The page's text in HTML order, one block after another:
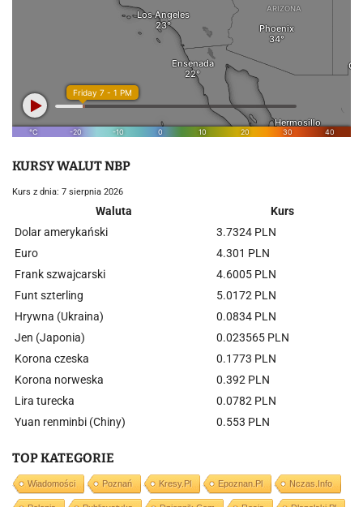
KURSY WALUT NBP
Kurs z dnia: 7 sierpnia 2026
Waluta
Kurs
Dolar amerykański
3.7324 PLN
Euro
4.301 PLN
Frank szwajcarski
4.6005 PLN
Funt szterling
5.0172 PLN
Hrywna (Ukraina)
0.0834 PLN
Jen (Japonia)
0.023565 PLN
Korona czeska
0.1773 PLN
Korona norweska
0.392 PLN
Lira turecka
0.0782 PLN
Yuan renminbi (Chiny)
0.553 PLN
TOP KATEGORIE
Wiadomości Poznań Kresy.pl Epoznan.pl Nczas.info